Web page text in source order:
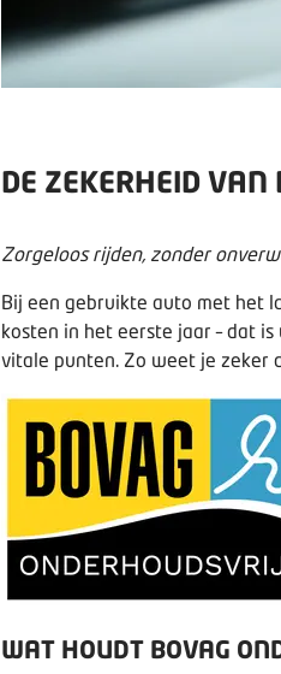
DE ZEKERHEID VAN
Zorgeloos rijden, zonder
Bij een gebruikte auto met het
kosten in het eerste jaar – dat
vitale punten. Zo weet je zeker
WAT HOUDT BOVAG